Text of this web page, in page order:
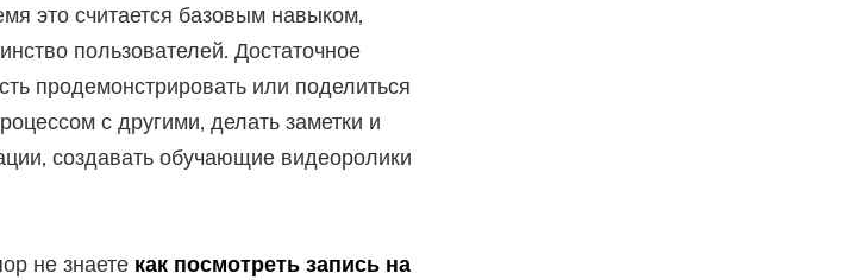
это считается базовым навыком,
пользователей. Достаточное
продемонстрировать или поделиться
с другими, делать заметки и
создавать обучающие видеоролики
не знаете как посмотреть запись на